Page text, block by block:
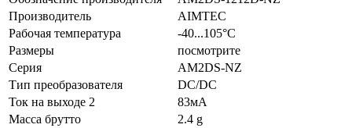
Производитель
AIMTEC
Рабочая температура
-40...105°C
Размеры
посмотрите
Серия
AM2DS-NZ
Тип преобразователя
DC/DC
Ток на выходе 2
83мА
Масса брутто
2.4 g